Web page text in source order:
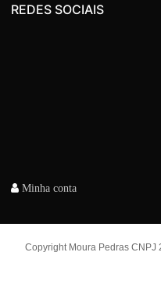
REDES SOCIAIS
Minha conta
Copyright Moura Pedras